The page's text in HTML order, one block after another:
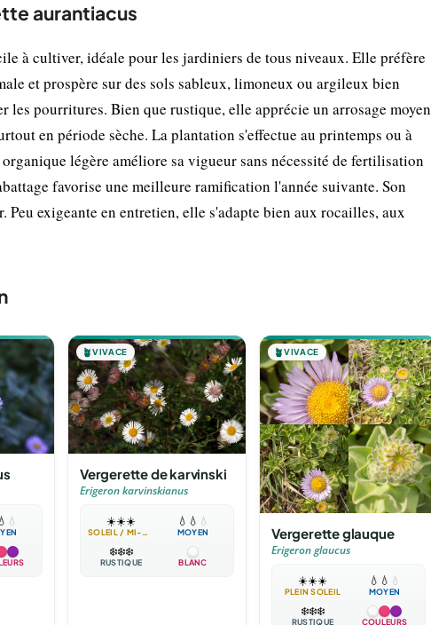
aurantiacus
à cultiver, idéale pour les jardiniers de tous niveaux. Elle préfère
et prospère sur des sols sableux, limoneux ou argileux bien
pourritures. Bien que rustique, elle apprécie un arrosage moyen
en période sèche. La plantation s'effectue au printemps ou à
légère améliore sa vigueur sans nécessité de fertilisation
favorise une meilleure ramification l'année suivante. Son
exigeante en entretien, elle s'adapte bien aux rocailles, aux
💧 💧
🪴VIVACE
Vergerette de karvinski
Erigeron karvinskianus
☀️☀️☀️
SOLEIL / MI-OMBRE
💧 💧 💧
MOYEN
❄️❄️❄️
RUSTIQUE BLANC
🪴VIVACE
Vergerette glauque
Erigeron glaucus
☀️☀️☀️
PLEIN SOLEIL
💧 💧 💧
MOYEN
❄️❄️❄️
RUSTIQUE COULEURS